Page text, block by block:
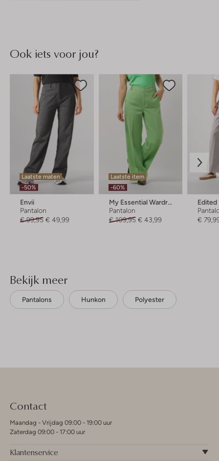
Ook iets voor jou?
Laatste maten
-50%
Envii
Pantalon
€ 99,95 € 49,99
Laatste item
-60%
My Essential Wardrobe
Pantalon
€ 109,95 € 43,99
Edited
€
Bekijk meer
Pantalons Hunkon Polyester
Contact
Maandag - Vrijdag 09:00 - 19:00 uur
Zaterdag 09:00 - 17:00 uur
Klantenservice